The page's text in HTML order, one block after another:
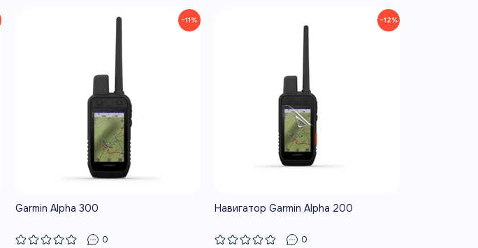
−11%
Garmin Alpha 300
0
−12%
Навигатор Garmin Alpha 200
0